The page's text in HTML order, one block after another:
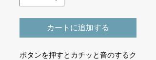
カートに追加する
ボタンを押すとカチッと音のするク